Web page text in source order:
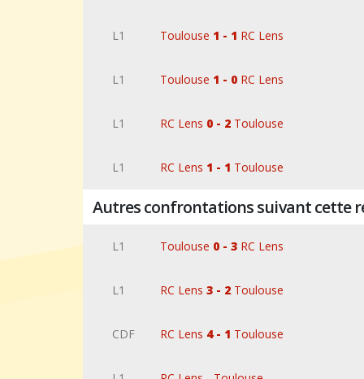
L1 Toulouse 1 - 1 RC Lens
L1 Toulouse 1 - 0 RC Lens
L1 RC Lens 0 - 2 Toulouse
L1 RC Lens 1 - 1 Toulouse
Autres confrontations suivant cette
L1 Toulouse 0 - 3 RC Lens
L1 RC Lens3 - 2 Toulouse
CDF RC Lens 4 - 1 Toulouse